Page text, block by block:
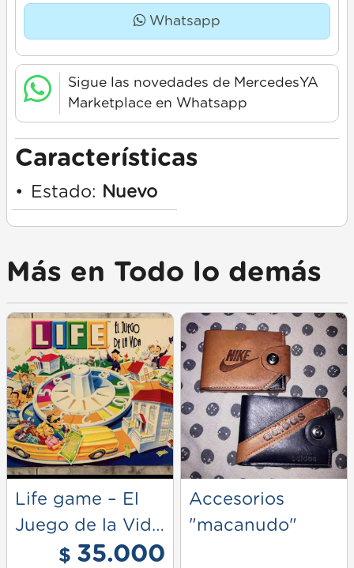
Whatsapp
Sigue las novedades de MercedesYA
Marketplace en Whatsapp
Características
• Estado: Nuevo
Más en Todo lo demás
Life game – El
Juego de la Vida
| Edición Vintage
$ 35.000
Accesorios
"macanudo"